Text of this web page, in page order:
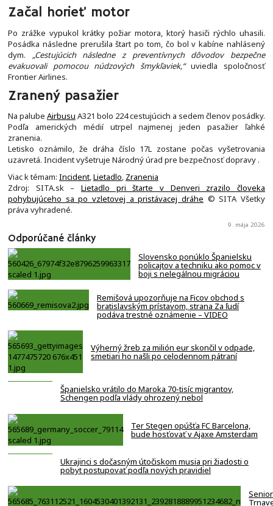
Začal horieť motor
Po zrážke vypukol krátky požiar motora, ktorý hasiči rýchlo uhasili.
Posádka následne prerušila štart po tom, čo bol v kabíne nahlásený
dym. „Cestujúcich následne z preventívnych dôvodov bezpečne
evakuovali pomocou núdzových šmykľaviek,“uviedla spoločnosť
Frontier Airlines.
Zranený pasažier
Na palube Airbusu A321 bolo 224 cestujúcich a sedem členov posádky.
Podľa amerických médií utrpel najmenej jeden pasažier ľahké
zranenia.
Letisko oznámilo, že dráha číslo 17L zostane počas vyšetrovania
uzavretá. Incident vyšetruje Národný úrad pre bezpečnosť dopravy .
Viac k témam: Incident,Lietadlo, Zranenia
Zdroj: SITA.sk – Lietadlo pri štarte v Denveri zrazilo človeka
pohybujúceho sa po vzletovej a pristávacej dráhe © SITA Všetky
práva vyhradené.
9. mája 2026
Odporúčané články
Slovensko ponúklo Španielsku
policajtov a techniku ako pomoc v
boji s nelegálnou migráciou
Remišová upozorňuje na Ficov obchod s
bratislavským prístavom, strana Za ľudí
podáva trestné oznámenie – VIDEO
Výherný žreb za milión eur skončil v odpade,
smetiari ho našli po celodennom pátraní
Španielsko vrátilo do Maroka 70-tisíc migrantov,
Schengen podľa vlády ohrozený nebol
Ter Stegen opúšťa FC Barcelona,
bude hosťovať v Ajaxe Amsterdam
Ukrajinci s dočasným útočiskom musia pri žiadosti o
pobyt postupovať podľa nových pravidiel